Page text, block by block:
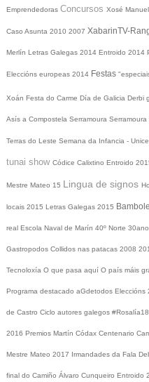
Emprendedoras Concursos Xosé
Caso Asunta 2010 2007 XabarinTV-
Merlín Letras Galegas 2014 Entroido 2014
Eleccións europeas 2014 Festas
Xoán Festa do Carme Día de Galicia Derbi
Asís a Compostela Serramoura Serramoura
Terras do Leste Semana da Infancia -
tunai show Códice Calixtino Entroido
Mestre Mateo 15 Lingua de signos
locais 2015 Letras Galegas 2015
real Escola Naval de Marín 40º Norte
Gastropodos Collidos nas patacas 2008
Tecnoloxía O que pasa aquí O país máis
Programa destacado aGdetodos Eleccións
de Castro Ciclo autores galegos
2016 Premios Martín Códax Centenario
Mestre Mateo 2017 Irmandades da Fala
final do Camiño Álvaro Cunqueiro Entroido